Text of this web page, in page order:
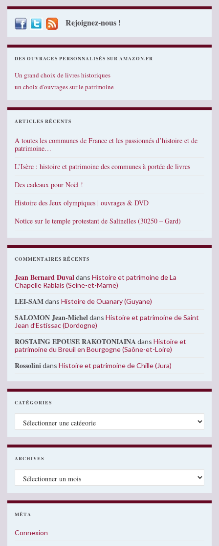
Rejoignez-nous !
DES OUVRAGES PERSONNALISÉS SUR AMAZON.FR
Un grand choix de livres historiques
un choix d'ouvrages sur le patrimoine
ARTICLES RÉCENTS
A toutes les communes de France et les passionnés d’histoire et de
patrimoine…
L’Isère : histoire et patrimoine des communes à portée de livres
Des cadeaux pour Noël !
Histoire des Jeux olympiques | ouvrages & DVD
Notice sur le temple protestant de Salinelles (30250 – Gard)
COMMENTAIRES RÉCENTS
Jean Bernard Duvaldans Histoire et patrimoine de La
Chapelle Rablais (Seine-et-Marne)
LEI-SAMdans Histoire de Ouanary (Guyane)
SALOMON Jean-Micheldans Histoire et patrimoine de Saint
Jean d’Estissac (Dordogne)
ROSTAING EPOUSE RAKOTONIAINAdans Histoire et
patrimoine du Breuil en Bourgogne (Saône-et-Loire)
Rossolinidans Histoire et patrimoine de Chille (Jura)
CATÉGORIES
Catégories
ARCHIVES
Archives
MÉTA
Connexion